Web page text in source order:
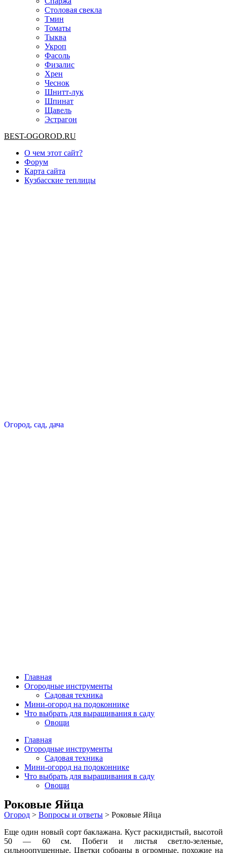
Столовая свекла
Тмин
Томаты
Тыква
Укроп
Фасоль
Физалис
Хрен
Чеснок
Шнитт-лук
Шпинат
Щавель
Эстрагон
BEST-OGOROD.RU
О чем этот сайт?
Форум
Карта сайта
Кузбасские теплицы
Огород, сад, дача
Главная
Огородные инструменты
Садовая техника
Мини-огород на подоконнике
Что выбрать для выращивания в саду
Овощи
Главная
Огородные инструменты
Садовая техника
Мини-огород на подоконнике
Что выбрать для выращивания в саду
Овощи
Роковые Яйца
Огород > Вопросы и ответы > Роковые Яйца
Еще один новый сорт баклажана. Куст раскидистый, высотой
50 — 60 см. Побеги и листья светло-зеленые,
сильноопушенные. Цветки собраны в огромные, похо­жие на